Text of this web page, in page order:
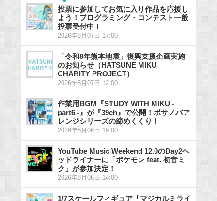
投票に参加してお気に入り作品を応援し
よう！プログラミング・コンテスト一般
投票受付中！
2026年8月07日 17:00
「令和8年熊本地震」復興支援企画実施
のお知らせ（HATSUNE MIKU
CHARITY PROJECT）
2026年8月07日 12:00
作業用BGM『STUDY WITH MIKU -
part6 -』が『39ch』で公開！ボサノバア
レンジシリーズの締めくくり！
2026年8月06日 19:00
YouTube Music Weekend 12.0のDay2ヘ
ッドライナーに「ポケモン feat. 初音ミ
ク」が参加決定！
2026年8月06日 14:00
1/7スケールフィギュア「マジカルミライ